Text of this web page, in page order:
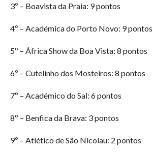
3º – Boavista da Praia: 9 pontos
4º – Académica do Porto Novo: 9 pontos
5º – África Show da Boa Vista: 8 pontos
6º – Cutelinho dos Mosteiros: 8 pontos
7º – Académico do Sal: 6 pontos
8º – Benfica da Brava: 3 pontos
9º – Atlético de São Nicolau: 2 pontos